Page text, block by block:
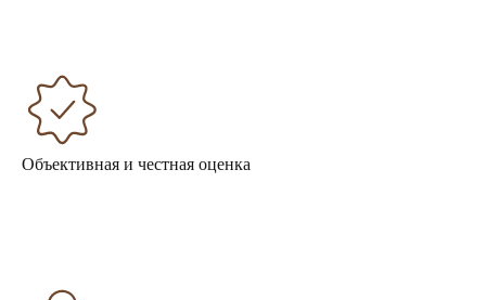
Объективная и честная оценка